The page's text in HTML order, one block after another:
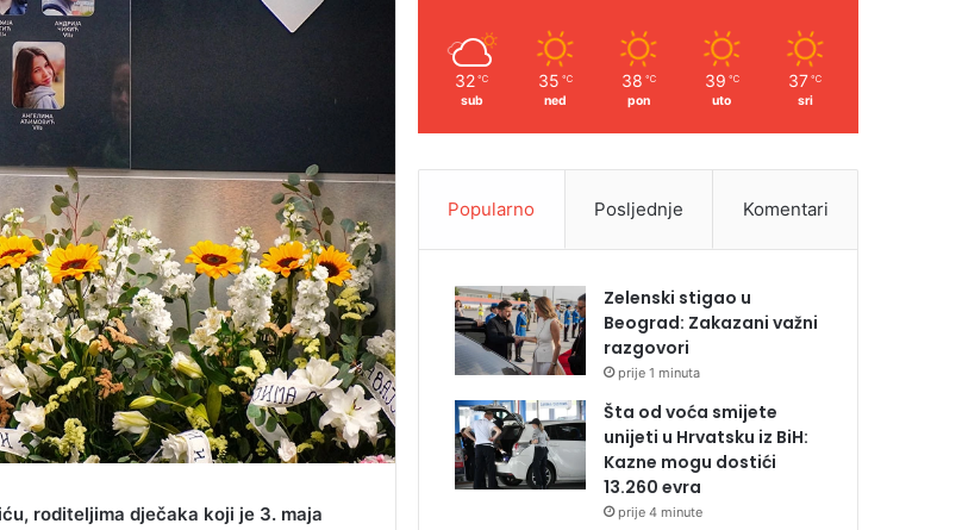
roditeljima dječaka koji je 3. maja
32 ℃
sub
35 ℃
ned
38 ℃
pon
39 ℃
uto
37 ℃
sri
Popularno Posljednje Komentari
Zelenski stigao u
Beograd: Zakazani važni
razgovori
prije 1 minuta
Šta od voća smijete
unijeti u Hrvatsku iz BiH:
Kazne mogu dostići
13.260 evra
prije 4 minute